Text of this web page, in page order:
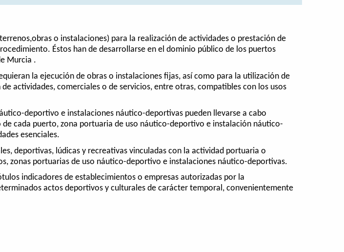
o instalaciones) para la realización de actividades o prestación de
Éstos han de desarrollarse en el dominio público de los puertos
Murcia .
la ejecución de obras o instalaciones fijas, así como para la utilización de
actividades, comerciales o de servicios, entre otras, compatibles con los usos
deportivo e instalaciones náutico-deportivas pueden llevarse a cabo
cada puerto, zona portuaria de uso náutico-deportivo e instalación náutico-
esenciales.
deportivas, lúdicas y recreativas vinculadas con la actividad portuaria o
zonas portuarias de uso náutico-deportivo e instalaciones náutico-deportivas.
indicadores de establecimientos o empresas autorizadas por la
actos deportivos y culturales de carácter temporal, convenientemente